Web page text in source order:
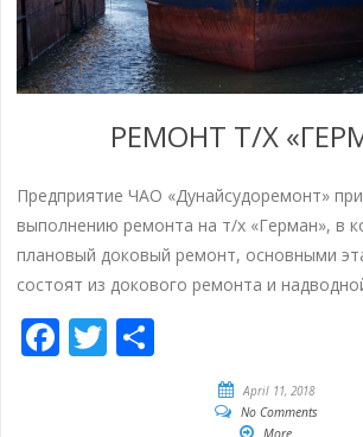
РЕМОНТ Т/Х
Предприятие ЧАО «Дунайсудоремонт»
выполнению ремонта на т/х «Герман», в
плановый доковый ремонт, основными
состоят из докового ремонта и
Facebook
Twitter
April 11, 2018
No Comments